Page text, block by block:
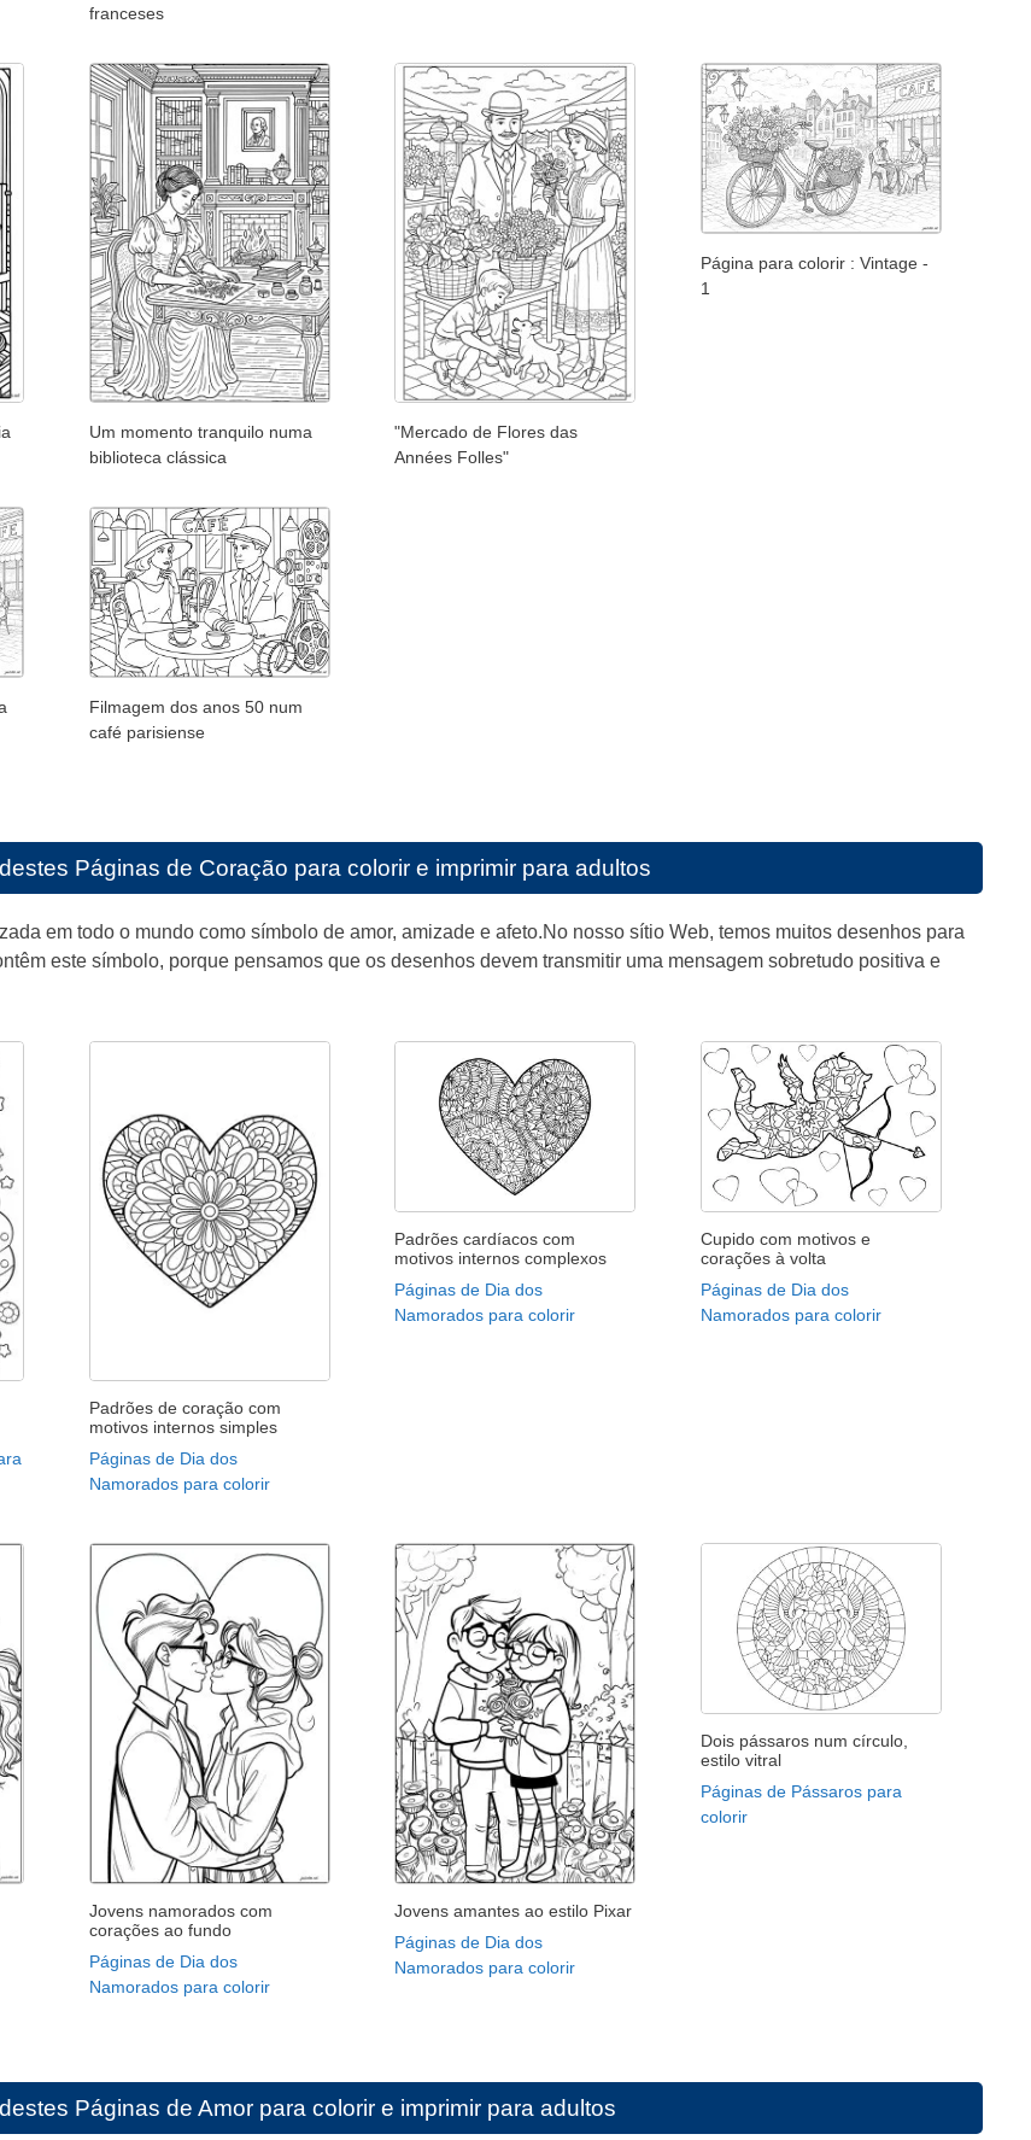
franceses
Um momento tranquilo numa
biblioteca clássica
"Mercado de Flores das
Années Folles"
Página para colorir : Vintage -
1
Filmagem dos anos 50 num
café parisiense
Páginas de Coração para colorir e imprimir para adultos
em todo o mundo como símbolo de amor, amizade e afeto.No nosso sítio Web, temos muitos desenhos para
este símbolo, porque pensamos que os desenhos devem transmitir uma mensagem sobretudo positiva e
Padrões de coração com
motivos internos simples
Páginas de Dia dos
Namorados para colorir
Padrões cardíacos com
motivos internos complexos
Páginas de Dia dos
Namorados para colorir
Cupido com motivos e
corações à volta
Páginas de Dia dos
Namorados para colorir
Jovens namorados com
corações ao fundo
Páginas de Dia dos
Namorados para colorir
Jovens amantes ao estilo Pixar
Páginas de Dia dos
Namorados para colorir
Dois pássaros num círculo,
estilo vitral
Páginas de Pássaros para
colorir
Páginas de Amor para colorir e imprimir para adultos